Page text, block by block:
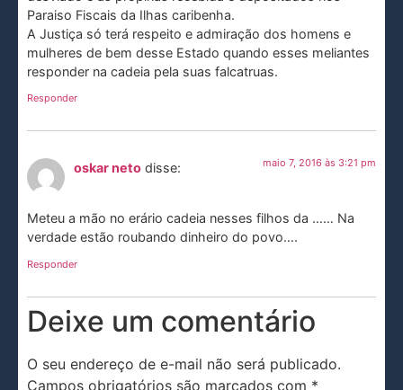
Paraiso Fiscais da Ilhas caribenha.
A Justiça só terá respeito e admiração dos homens e
mulheres de bem desse Estado quando esses meliantes
responder na cadeia pela suas falcatruas.
Responder
oskar neto disse: maio 7, 2016 às 3:21 pm
Meteu a mão no erário cadeia nesses filhos da …… Na
verdade estão roubando dinheiro do povo….
Responder
Deixe um comentário
O seu endereço de e-mail não será publicado.
Campos obrigatórios são marcados com *